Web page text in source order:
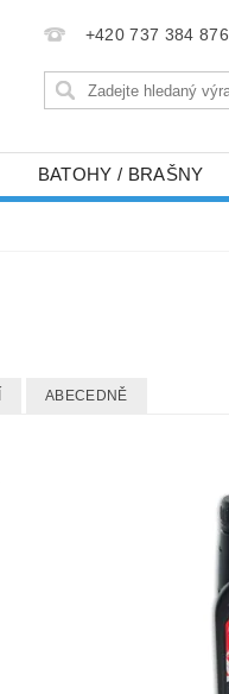
+420 737 384 876
BATOHY / BRAŠNY
ABECEDNĚ